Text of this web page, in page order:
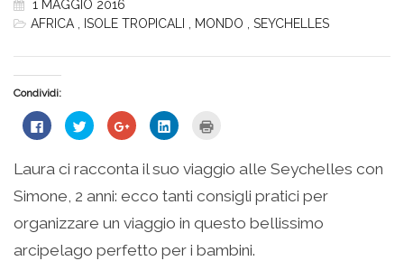
1 MAGGIO 2016
AFRICA
ISOLE TROPICALI MONDO SEYCHELLES
Condividi:
Fai
clic
su
Facebook
apre
una
nuova
finestra)
Fai
clic
condividere
su
Twitter
(Si
in
una
finestra)
Fai
clic
condividere
su
Google+
(Si
in
una
nuova
finestra)
Fai
clic
condividere
su
LinkedIn
(Si
in
una
nuova
finestra)
stampare
(Si
apre
in
nuova
finestra)
Laura ci racconta il suo viaggio alle Seychelles con
Simone, 2 anni: ecco tanti consigli pratici per
organizzare un viaggio in questo bellissimo
arcipelago perfetto per i bambini.